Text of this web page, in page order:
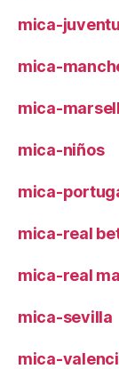
mica-
mica-
mica-
mica-niños
mica-
mica-real
mica-real
mica-sevilla
mica-